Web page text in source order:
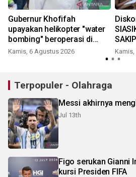
Gubernur Khofifah
upayakan helikopter "water
bombing" beroperasi di
Bromo besok
Kamis, 6 Agustus 2026
SAKIP
Terpopuler - Olahraga
Messi akhirnya
Jul 13th
Figo serukan Gianni
kursi Presiden FIFA